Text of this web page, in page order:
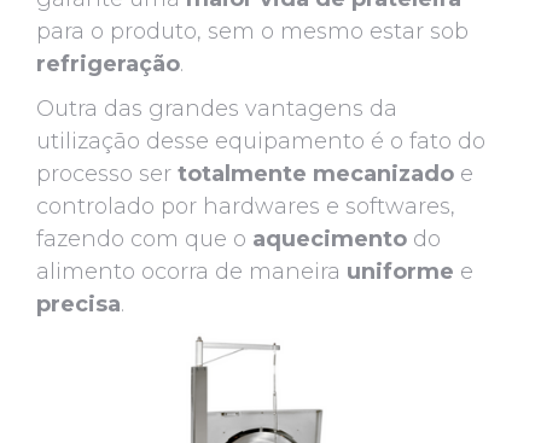
para o produto, sem o mesmo estar sob
refrigeração.
Outra das grandes vantagens da
utilização desse equipamento é o fato do
processo ser totalmente mecanizado e
controlado por hardwares e softwares,
fazendo com que o aquecimento do
alimento ocorra de maneira uniforme e
precisa.